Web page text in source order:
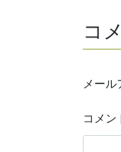
コ
メール
コメン